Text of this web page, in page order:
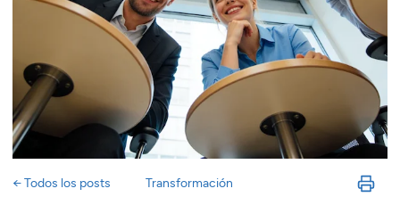
← Todos los posts Transformación